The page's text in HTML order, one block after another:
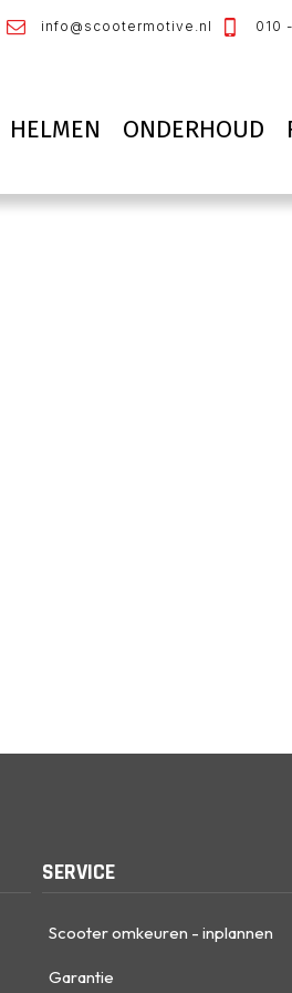
info@scootermotive.nl 010
HELMEN ONDERHOUD
SERVICE
Scooter omkeuren - inplannen
Garantie